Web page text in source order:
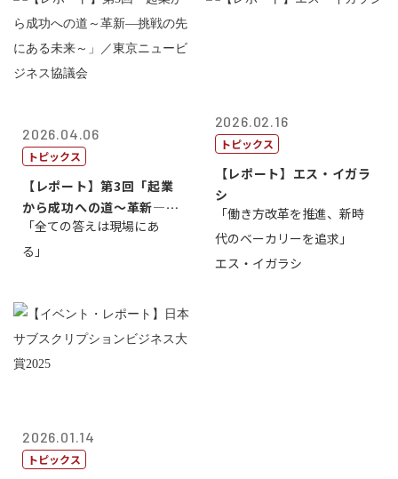
2026.04.06
トピックス
【レポート】第3回「起業
から成功への道～革新―挑
戦の先にある...
「全ての答えは現場にあ
る」
2026.02.16
トピックス
【レポート】エス・イガラ
シ
「働き方改革を推進、新時
代のベーカリーを追求」
エス・イガラシ
2026.01.14
トピックス